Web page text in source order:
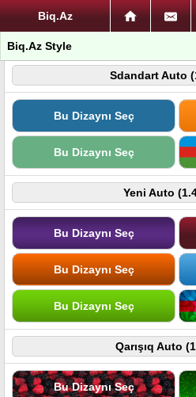
Biq.Az
Biq.Az Style
Sdandart Auto
Bu Dizaynı Seç
Bu Dizaynı Seç
Yeni Auto
Bu Dizaynı Seç
Bu Dizaynı Seç
Bu Dizaynı Seç
Qarışıq Auto
Bu Dizaynı Seç